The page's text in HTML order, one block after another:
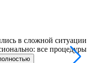
в сложной ситуации
все процедуры